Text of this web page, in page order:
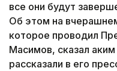
все они будут
Об этом на
которое проводил
Масимов, сказал
рассказали в его